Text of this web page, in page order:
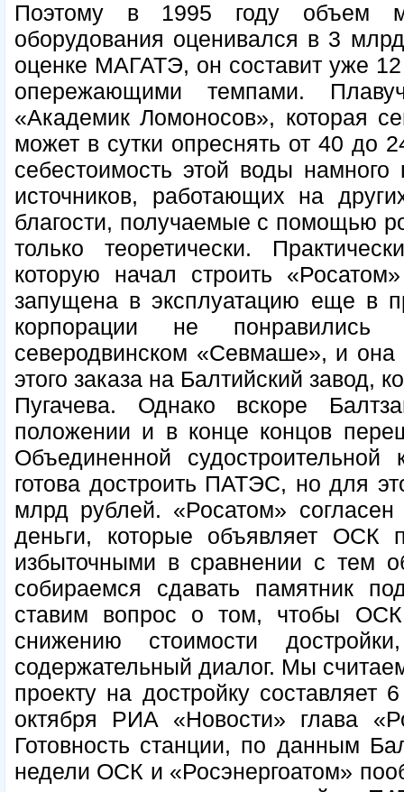
Поэтому в 1995 году объем
оборудования оценивался в 3
оценке МАГАТЭ, он составит уже
опережающими темпами.
«Академик Ломоносов», которая
может в сутки опреснять от 40 до
себестоимость этой воды
источников, работающих на
благости, получаемые с помощью
только теоретически.
которую начал строить
запущена в эксплуатацию еще в
корпорации не
северодвинском «Севмаше», и
этого заказа на Балтийский завод,
Пугачева. Однако вскоре
положении и в конце концов
Объединенной
готова достроить ПАТЭС, но для
млрд рублей. «Росатом»
деньги, которые объявляет ОСК
избыточными в сравнении с тем
собираемся сдавать памятник
ставим вопрос о том, чтобы
снижению стоимости
содержательный диалог. Мы
проекту на достройку
октября РИА «Новости» глава
Готовность станции, по данным
недели ОСК и «Росэнергоатом»